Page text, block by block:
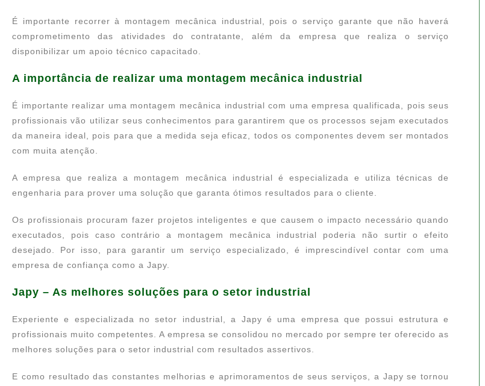
É importante recorrer à montagem mecânica industrial, pois o serviço garante que não haverá
comprometimento das atividades do contratante, além da empresa que realiza o serviço
disponibilizar um apoio técnico capacitado.
A importância de realizar uma montagem mecânica industrial
É importante realizar uma montagem mecânica industrial com uma empresa qualificada, pois seus
profissionais vão utilizar seus conhecimentos para garantirem que os processos sejam executados
da maneira ideal, pois para que a medida seja eficaz, todos os componentes devem ser montados
com muita atenção.
A empresa que realiza a montagem mecânica industrial é especializada e utiliza técnicas de
engenharia para prover uma solução que garanta ótimos resultados para o cliente.
Os profissionais procuram fazer projetos inteligentes e que causem o impacto necessário quando
executados, pois caso contrário a montagem mecânica industrial poderia não surtir o efeito
desejado. Por isso, para garantir um serviço especializado, é imprescindível contar com uma
empresa de confiança como a Japy.
Japy – As melhores soluções para o setor industrial
Experiente e especializada no setor industrial, a Japy é uma empresa que possui estrutura e
profissionais muito competentes. A empresa se consolidou no mercado por sempre ter oferecido as
melhores soluções para o setor industrial com resultados assertivos.
E como resultado das constantes melhorias e aprimoramentos de seus serviços, a Japy se tornou